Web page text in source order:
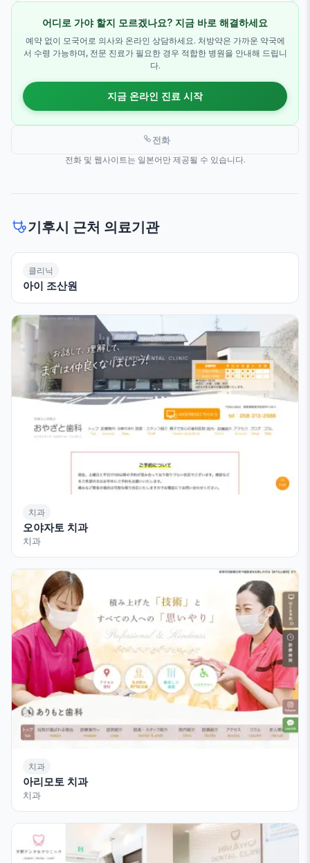
어디로 가야 할지 모르겠나요? 지금 바로 해결하세요
예약 없이 모국어로 의사와 온라인 상담하세요. 처방약은 가까운 약국에
서 수령 가능하며, 전문 진료가 필요한 경우 적합한 병원을 안내해 드립니
다.
지금 온라인 진료 시작
전화
전화 및 웹사이트는 일본어만 제공될 수 있습니다.
기후시 근처 의료기관
클리닉
아이 조산원
치과
오야자토 치과
치과
치과
아리모토 치과
치과